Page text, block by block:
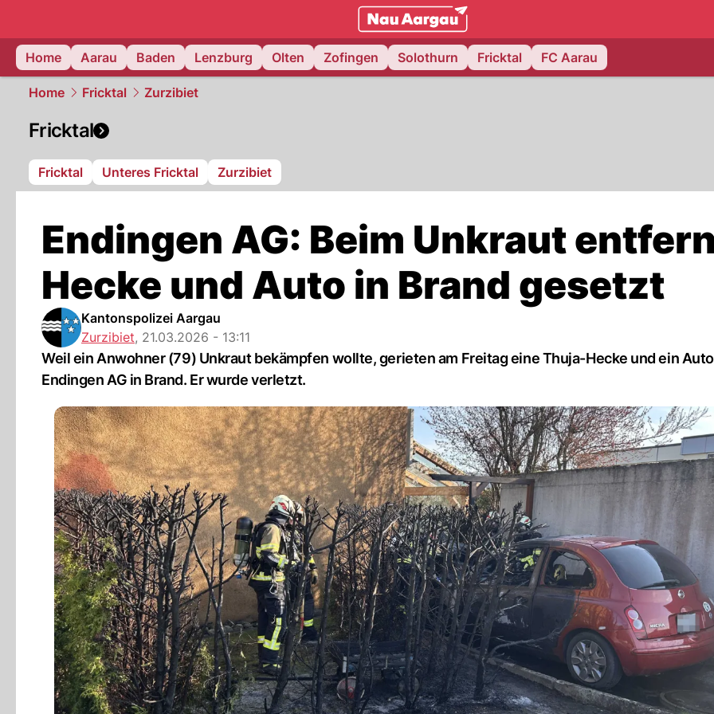
mittelland.NAU.ch
Home
Aarau Baden Lenzburg Olten Zofingen Solothurn Fricktal FC Aarau
Home Fricktal Zurzibiet
Fricktal
Fricktal Unteres Fricktal Zurzibiet
Endingen AG: Beim Unkraut
Hecke und Auto in Brand gesetzt
Kantonspolizei Aargau
Zurzibiet, 21.03.2026 - 13:11
Weil ein Anwohner (79) Unkraut bekämpfen wollte, gerieten am Freitag eine Thuja-Hecke und ein
Endingen AG in Brand. Er wurde verletzt.